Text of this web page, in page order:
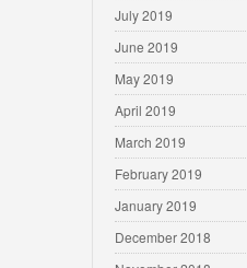
July 2019
June 2019
May 2019
April 2019
March 2019
February 2019
January 2019
December 2018